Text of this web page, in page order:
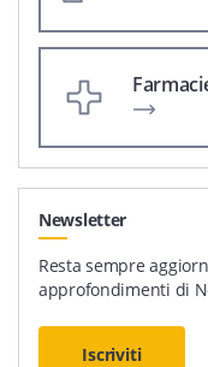
Newsletter
Resta sempre
approfondimenti di
Iscriviti